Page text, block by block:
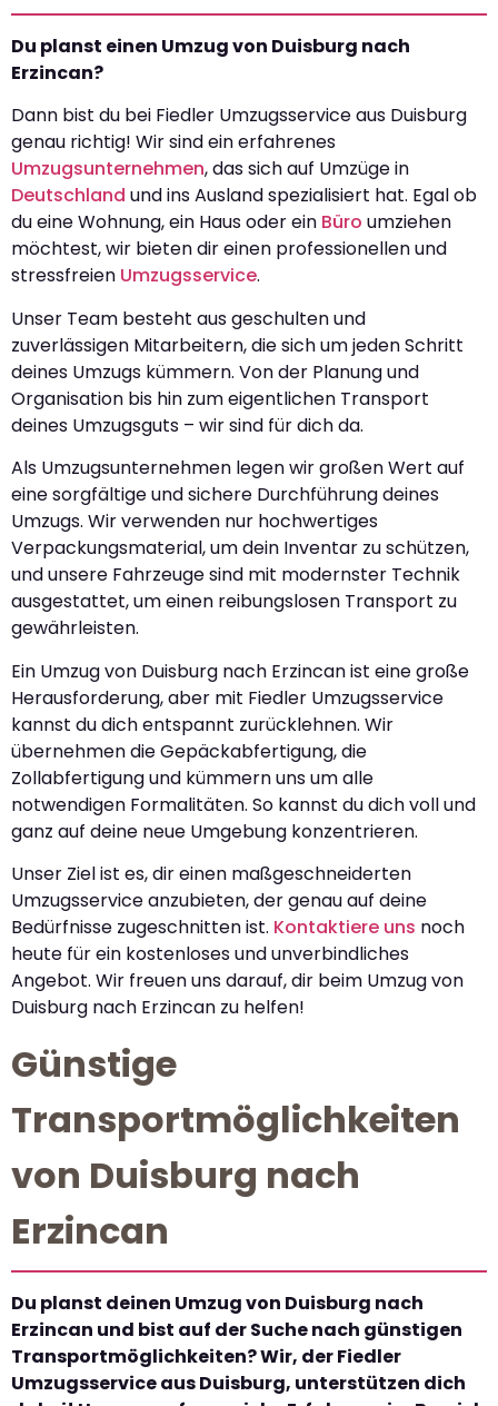
Du planst einen Umzug von Duisburg nach
Erzincan?
Dann bist du bei Fiedler Umzugsservice aus Duisburg
genau richtig! Wir sind ein erfahrenes
Umzugsunternehmen, das sich auf Umzüge in
Deutschland und ins Ausland spezialisiert hat. Egal ob
du eine Wohnung, ein Haus oder ein Büro umziehen
möchtest, wir bieten dir einen professionellen und
stressfreien Umzugsservice.
Unser Team besteht aus geschulten und
zuverlässigen Mitarbeitern, die sich um jeden Schritt
deines Umzugs kümmern. Von der Planung und
Organisation bis hin zum eigentlichen Transport
deines Umzugsguts – wir sind für dich da.
Als Umzugsunternehmen legen wir großen Wert auf
eine sorgfältige und sichere Durchführung deines
Umzugs. Wir verwenden nur hochwertiges
Verpackungsmaterial, um dein Inventar zu schützen,
und unsere Fahrzeuge sind mit modernster Technik
ausgestattet, um einen reibungslosen Transport zu
gewährleisten.
Ein Umzug von Duisburg nach Erzincan ist eine große
Herausforderung, aber mit Fiedler Umzugsservice
kannst du dich entspannt zurücklehnen. Wir
übernehmen die Gepäckabfertigung, die
Zollabfertigung und kümmern uns um alle
notwendigen Formalitäten. So kannst du dich voll und
ganz auf deine neue Umgebung konzentrieren.
Unser Ziel ist es, dir einen maßgeschneiderten
Umzugsservice anzubieten, der genau auf deine
Bedürfnisse zugeschnitten ist. Kontaktiere uns noch
heute für ein kostenloses und unverbindliches
Angebot. Wir freuen uns darauf, dir beim Umzug von
Duisburg nach Erzincan zu helfen!
Günstige
Transportmöglichkeiten
von Duisburg nach
Erzincan
Du planst deinen Umzug von Duisburg nach
Erzincan und bist auf der Suche nach günstigen
Transportmöglichkeiten? Wir, der Fiedler
Umzugsservice aus Duisburg, unterstützen dich